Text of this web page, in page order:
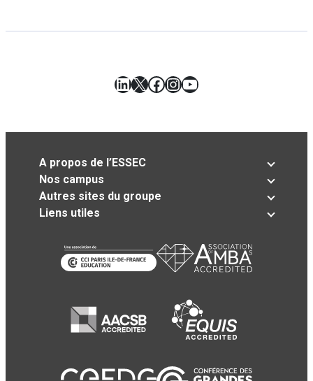
LinkedIn
X Facebook
Instagram
YouTube
A propos de l’ESSEC
Nos campus
Autres sites du groupe
Liens utiles